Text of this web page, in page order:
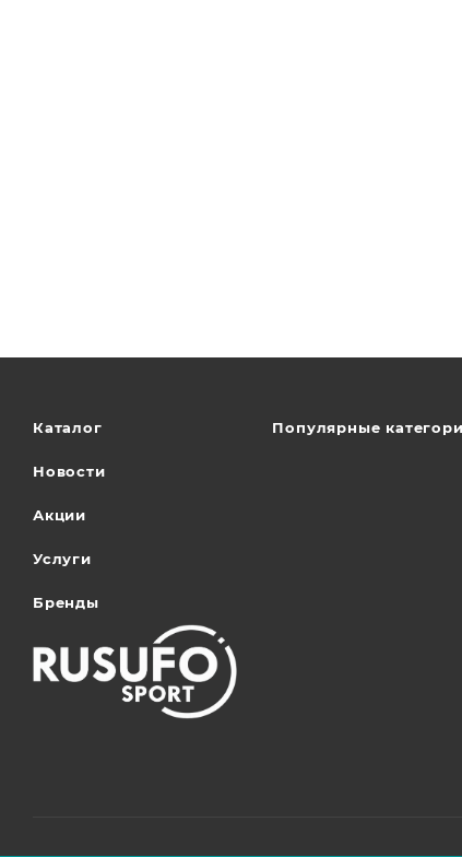
Каталог
Новости
Акции
Услуги
Бренды
Популярные